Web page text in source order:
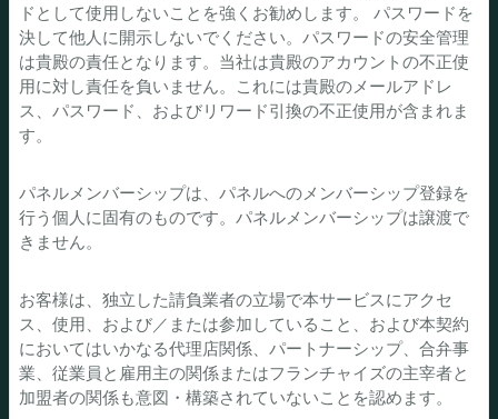
ドとして使用しないことを強くお勧めします。 パスワードを
決して他人に開示しないでください。パスワードの安全管理
は貴殿の責任となります。当社は貴殿のアカウントの不正使
用に対し責任を負いません。これには貴殿のメールアドレ
ス、パスワード、およびリワード引換の不正使用が含まれま
す。
パネルメンバーシップは、パネルへのメンバーシップ登録を
行う個人に固有のものです。パネルメンバーシップは譲渡で
きません。
お客様は、独立した請負業者の立場で本サービスにアクセ
ス、使用、および／または参加していること、および本契約
においてはいかなる代理店関係、パートナーシップ、合弁事
業、従業員と雇用主の関係またはフランチャイズの主宰者と
加盟者の関係も意図・構築されていないことを認めます。